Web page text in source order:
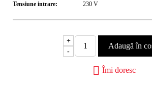
Tensiune intrare:
230 V
+
-
Îmi doresc